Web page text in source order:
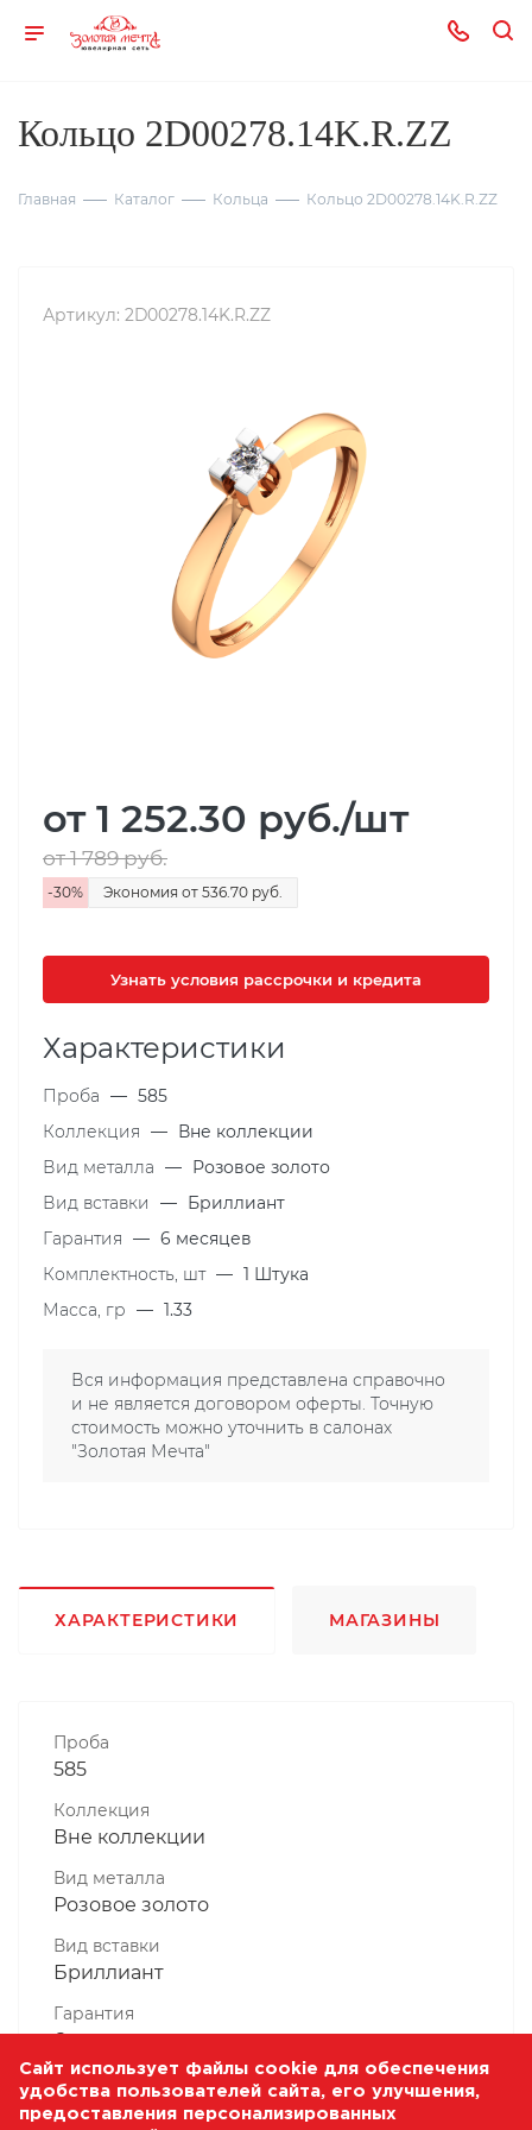
Кольцо 2D00278.14K.R.ZZ
Главная Каталог Кольца Кольцо 2D00278.14K.R.ZZ
Артикул: 2D00278.14K.R.ZZ
от 1 252.30 руб./шт
от 1 789руб.
-30% Экономия от 536.70 руб.
Узнать условия рассрочки и кредита
Характеристики
Проба — 585
Коллекция — Вне коллекции
Вид металла — Розовое золото
Вид вставки
— Бриллиант
Гарантия — 6 месяцев
Комплектность, шт — 1 Штука
Масса, гр — 1.33
Вся информация представлена справочно
и не является договором оферты. Точную
стоимость можно уточнить в салонах
"Золотая Мечта"
ХАРАКТЕРИСТИКИ МАГАЗИНЫ
Проба
585
Коллекция
Вне коллекции
Вид металла
Розовое золото
Вид вставки
Бриллиант
Гарантия
6 месяцев
Комплектность, шт
1 Штука
Сайт использует файлы cookie для обеспечения
удобства пользователей сайта, его улучшения,
предоставления персонализированных